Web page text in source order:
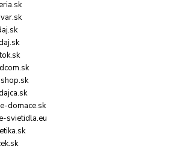
domace.sk
svietidla.eu